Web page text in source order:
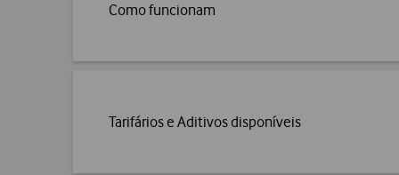
Como funcionam
Tarifários e Aditivos disponíveis